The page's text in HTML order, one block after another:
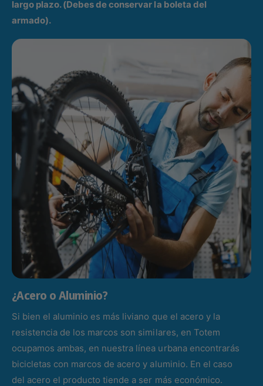
largo plazo. (Debes de conservar la boleta del
armado).
¿Acero o Aluminio?
Si bien el aluminio es más liviano que el acero y la
resistencia de los marcos son similares, en Totem
ocupamos ambas, en nuestra línea urbana encontrarás
bicicletas con marcos de acero y aluminio. En el caso
del acero el producto tiende a ser más económico.